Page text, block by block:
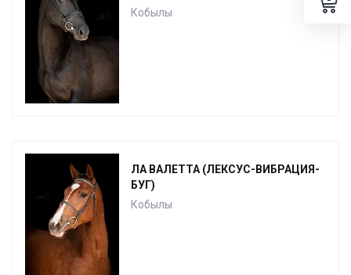
Кобылы
ЛА ВАЛЕТТА (ЛЕКСУС-ВИБРАЦИЯ-
БУГ)
Кобылы